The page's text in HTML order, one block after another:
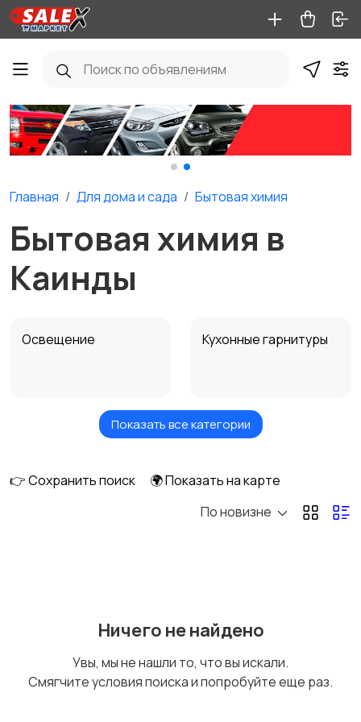
Главная Для дома и cада Бытовая химия
Бытовая химия в
Каинды
Освещение Кухонные гарнитуры
Кровати и матрасы Диваны и кресла
сигнализации
Показать все категории
👉 Сохранить поиск
🌍 Показать на карте
По новизне
Ничего не найдено
Увы, мы не нашли то, что вы искали.
Смягчите условия поиска и попробуйте еще раз.